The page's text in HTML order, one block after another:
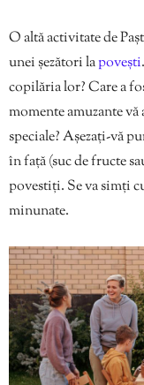
O altă activitate de
unei șezători lapovești
copilăria lor? Care a
momente amuzante
speciale? Așezați-vă
în față (suc de fructe
povestiți. Se va simți
minunate.